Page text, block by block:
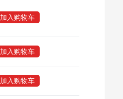
加入购物车
加入购物车
加入购物车